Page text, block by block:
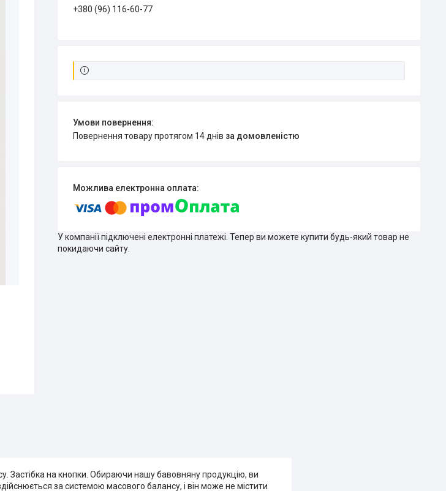
+380 (96) 116-60-77
повернення товару протягом 14 днів за домовленістю
У компанії підключені електронні платежі. Тепер ви можете купити будь-який товар не
покидаючи сайту.
Застібка на кнопки. Обираючи нашу бавовняну продукцію, ви
за системою масового балансу, і він може не містити